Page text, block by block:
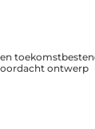
ontwerp